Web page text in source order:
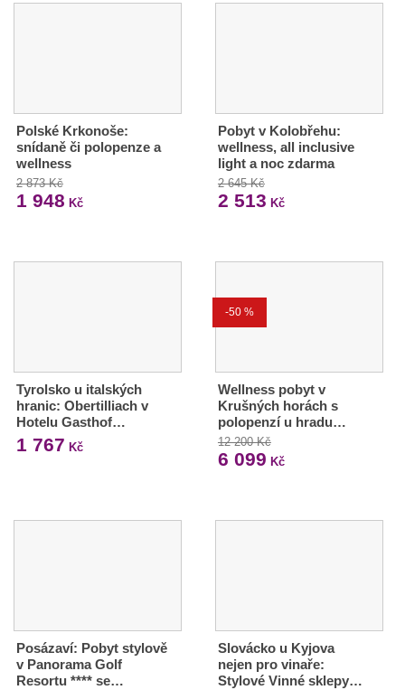
Polské Krkonoše:
snídaně či polopenze a
wellness
2 873 Kč
1 948 Kč
Pobyt v Kolobřehu:
wellness, all inclusive
light a noc zdarma
2 645 Kč
2 513 Kč
Tyrolsko u italských
hranic: Obertilliach v
Hotelu Gasthof…
1 767 Kč
-50 %
Wellness pobyt v
Krušných horách s
polopenzí u hradu…
12 200 Kč
6 099 Kč
Posázaví: Pobyt stylově
v Panorama Golf
Resortu **** se…
Slovácko u Kyjova
nejen pro vinaře:
Stylové Vinné sklepy…